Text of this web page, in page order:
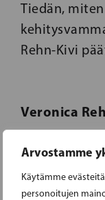
Arvostamme
Käytämme
personoitujen
Tiedän,
Rehn-Kivi
Veronica